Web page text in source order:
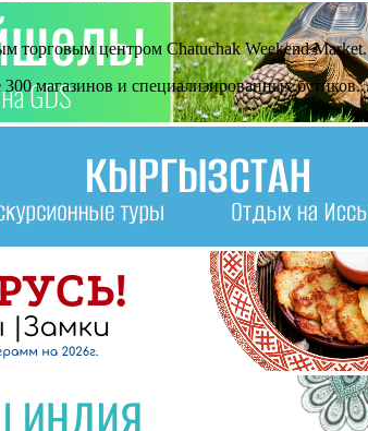
торговым центром Chatuchak Weekend Market.
магазинов и специализированных бутиков.